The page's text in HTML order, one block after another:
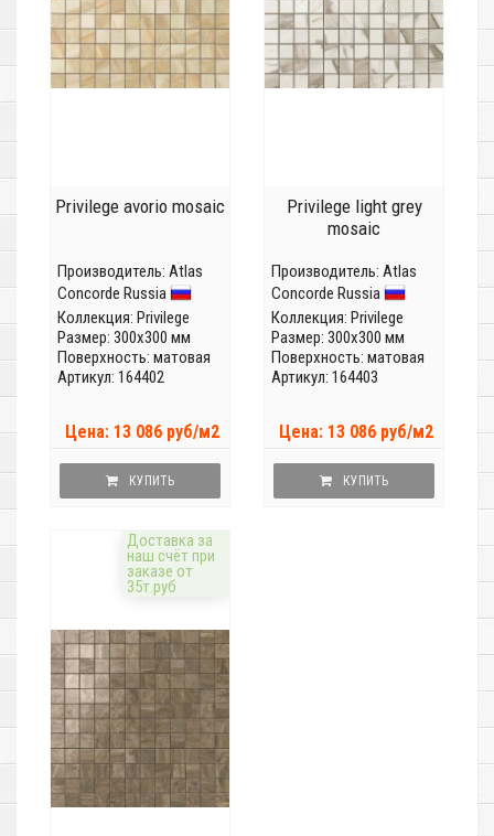
Privilege avorio mosaic
Производитель: Atlas
Concorde Russia
Коллекция: Privilege
Размер: 300x300 мм
Поверхность: матовая
Артикул: 164402
Цена: 13 086 руб/м2
КУПИТЬ
Privilege light grey
mosaic
Производитель: Atlas
Concorde Russia
Коллекция: Privilege
Размер: 300x300 мм
Поверхность: матовая
Артикул: 164403
Цена: 13 086 руб/м2
КУПИТЬ
Доставка за
наш счёт при
заказе от
35т.руб